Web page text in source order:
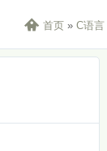
 首页 »C语言